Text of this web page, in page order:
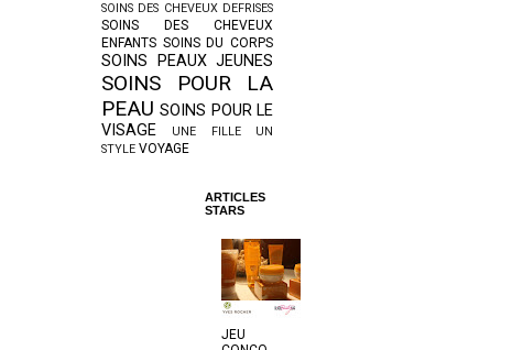
SOINS DES CHEVEUX DEFRISES
SOINS DES CHEVEUX
ENFANTS SOINS DU CORPS
SOINS PEAUX JEUNES
SOINS POUR LA
PEAU SOINS POUR LE
VISAGE
UNE FILLE UN
STYLE VOYAGE
ARTICLES
STARS
JEU